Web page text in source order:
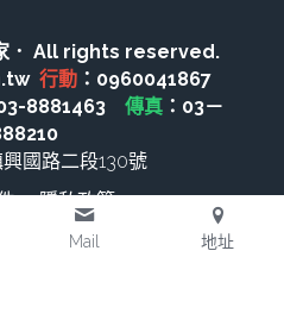
． All rights reserved.
行動
8881463 傳真：03－
國路二段130號
隱私政策
Mail 地址